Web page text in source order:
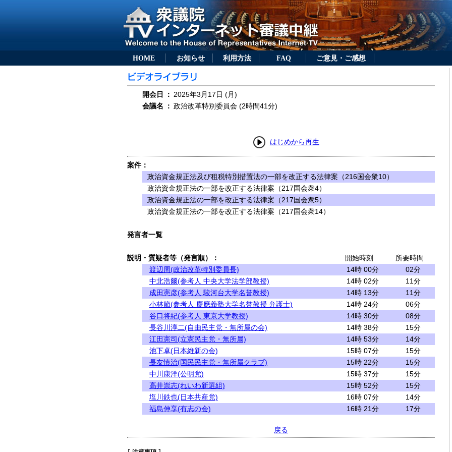
HOME お知らせ 利用方法 FAQ ご意見・ご感想
開会日 ： 2025年3月17日 (月)
会議名
： 政治改革特別委員会 (2時間41分)
はじめから再生
案件：
政治資金規正法及び租税特別措置法の一部を改正する法律案（216国会衆10）
政治資金規正法の一部を改正する法律案（217国会衆4）
政治資金規正法の一部を改正する法律案（217国会衆5）
政治資金規正法の一部を改正する法律案（217国会衆14）
発言者一覧
説明・質疑者等（発言順）： 開始時刻
所要時間
渡辺周(政治改革特別委員長)
14時 00分
02分
中北浩爾(参考人 中央大学法学部教授)
14時 02分
11分
成田憲彦(参考人 駿河台大学名誉教授)
14時 13分
11分
小林節(参考人 慶應義塾大学名誉教授 弁護士)
14時 24分
06分
谷口将紀(参考人 東京大学教授)
14時 30分
08分
長谷川淳二(自由民主党・無所属の会)
14時 38分
15分
江田憲司(立憲民主党・無所属)
14時 53分
14分
池下卓(日本維新の会)
15時 07分
15分
長友慎治(国民民主党・無所属クラブ)
15時 22分
15分
中川康洋(公明党)
15時 37分
15分
高井崇志(れいわ新選組)
15時 52分
15分
塩川鉄也(日本共産党)
16時 07分
14分
福島伸享(有志の会)
16時 21分 17分
戻る